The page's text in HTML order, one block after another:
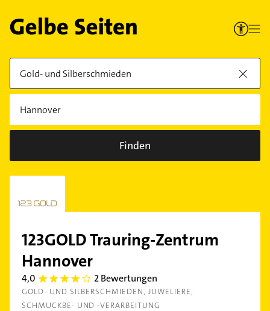
Finden
123GOLD Trauring-Zentrum
Hannover
4,0 4.0 2 Bewertungen
GOLD- UND SILBERSCHMIEDEN JUWELIERE
SCHMUCKBE- UND -VERARBEITUNG